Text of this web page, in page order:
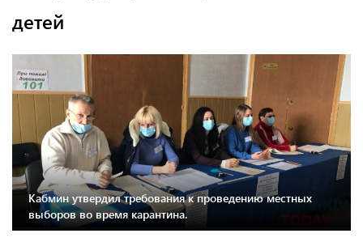
детей
Кабмин утвердил требования к проведению местных
выборов во время карантина.